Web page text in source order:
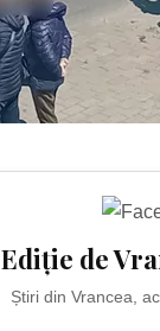
Ediție de
Știri din Vrancea,